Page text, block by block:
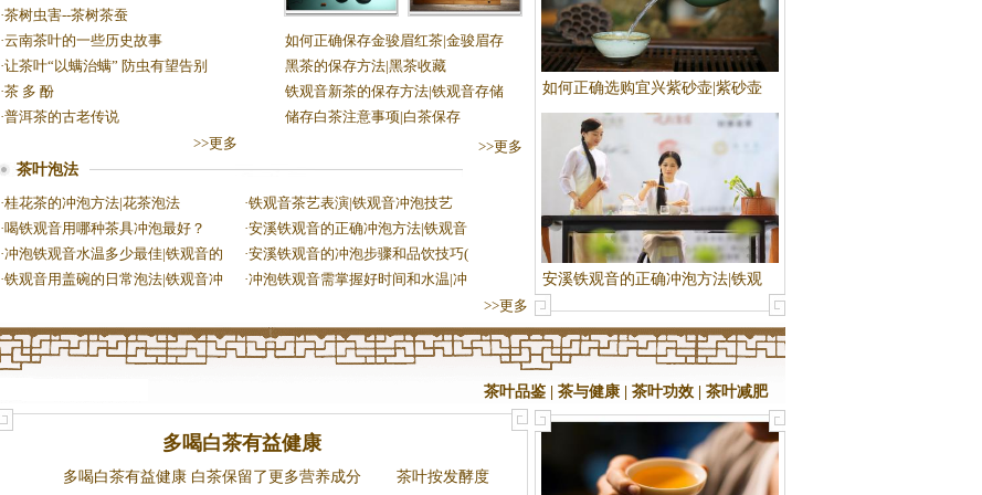
·茶树虫害--茶树茶蚕
·云南茶叶的一些历史故事
·让茶叶“以螨治螨” 防虫有望告别
·茶 多 酚
·普洱茶的古老传说
>>更多
方法|茶叶保存技
术
少合适？
如何正确保存金骏眉红茶|金骏眉存
黑茶的保存方法|黑茶收藏
铁观音新茶的保存方法|铁观音存储
储存白茶注意事项|白茶保存
>>更多
茶叶泡法
·桂花茶的冲泡方法|花茶泡法 ·铁观音茶艺表演|铁观音冲泡技艺
·喝铁观音用哪种茶具冲泡最好？ ·安溪铁观音的正确冲泡方法|铁观音
·冲泡铁观音水温多少最佳|铁观音的 ·安溪铁观音的冲泡步骤和品饮技巧(
·铁观音用盖碗的日常泡法|铁观音冲 ·冲泡铁观音需掌握好时间和水温|冲
>>更多
如何正确选购宜兴紫砂壶|紫砂壶
选购知识
安溪铁观音的正确冲泡方法|铁观
茶叶品鉴| 茶与健康| 茶叶功效| 茶叶减肥
多喝白茶有益健康
多喝白茶有益健康 白茶保留了更多营养成分 茶叶按发酵度